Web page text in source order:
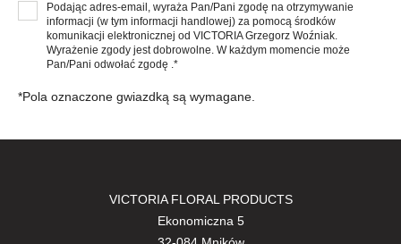
Podając adres-email, wyraża Pan/Pani zgodę na otrzymywanie
informacji (w tym informacji handlowej) za pomocą środków
komunikacji elektronicznej od VICTORIA Grzegorz Woźniak.
Wyrażenie zgody jest dobrowolne. W każdym momencie może
Pan/Pani odwołać zgodę .*
*Pola oznaczone gwiazdką są wymagane.
VICTORIA FLORAL PRODUCTS
Ekonomiczna 5